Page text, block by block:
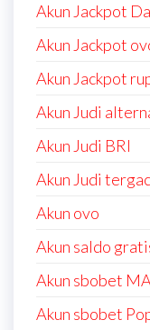
Akun Jackpot
Akun Jackpot
Akun Jackpot
Akun Judi
Akun Judi BRI
Akun Judi
Akun ovo
Akun saldo
Akun sbobet
Akun sbobet